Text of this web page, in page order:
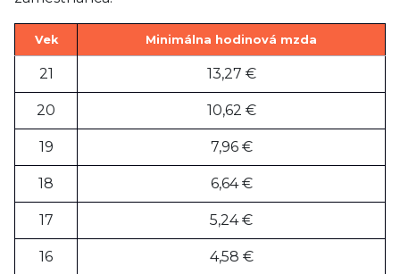
Vek Minimálna hodinová mzda
21 13,27 €
20 10,62 €
19 7,96 €
18 6,64 €
17 5,24 €
16 4,58 €